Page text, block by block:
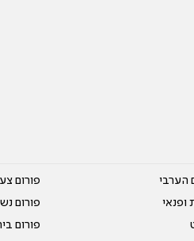
הערבי
ופנאי
פורום
פורום
פורום